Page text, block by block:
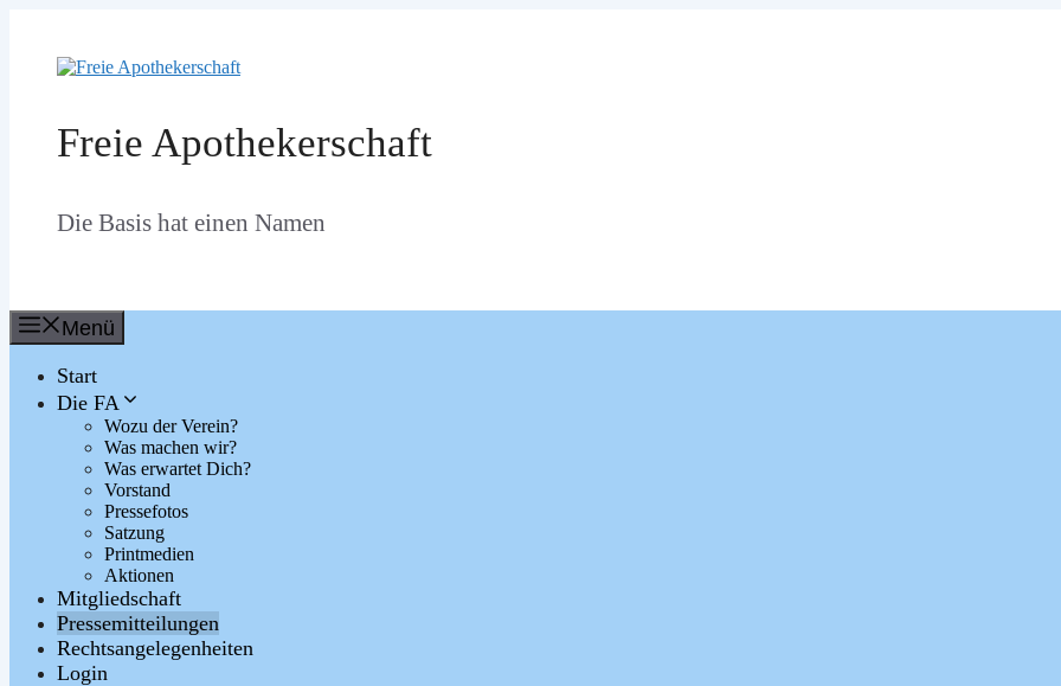
springen
Freie Apothekerschaft
Die Basis hat einen Namen
Menü
Start
Die FA
Wozu der Verein?
Was machen wir?
Was erwartet Dich?
Vorstand
Pressefotos
Satzung
Printmedien
Aktionen
Mitgliedschaft
Pressemitteilungen
Rechtsangelegenheiten
Login